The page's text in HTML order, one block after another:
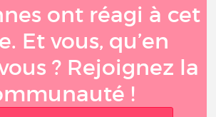
ont réagi à cet
Et vous, qu’en
? Rejoignez la
!